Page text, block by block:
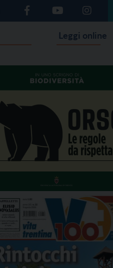
Leggi online